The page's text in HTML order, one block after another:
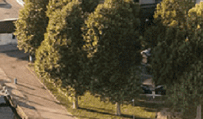
- 🎁 Caen on aime, on partage
- 🎉 Les événements AVF
- Activités et Loisirs
Ajoutez un logo, un bouton, des réseaux sociaux
Cliquez pour éditer
L'ASSOCIATION▴▾